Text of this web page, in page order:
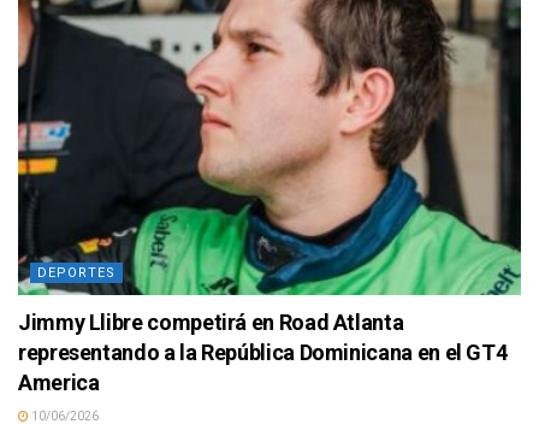
DEPORTES
Jimmy Llibre competirá en Road Atlanta
representando a la República Dominicana en el GT4
America
10/06/2026